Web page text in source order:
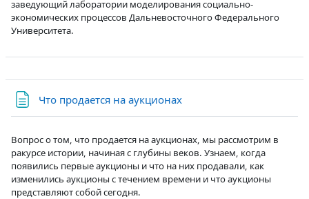
заведующий лаборатории моделирования социально-
экономических процессов Дальневосточного Федерального
Университета.
Что продается на аукционахСтраница
Вопрос о том, что продается на аукционах, мы рассмотрим в
ракурсе истории, начиная с глубины веков. Узнаем, когда
появились первые аукционы и что на них продавали, как
изменились аукционы с течением времени и что аукционы
представляют собой сегодня.